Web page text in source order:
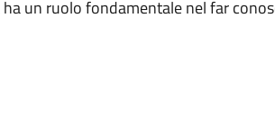
ha un ruolo fondamentale nel far